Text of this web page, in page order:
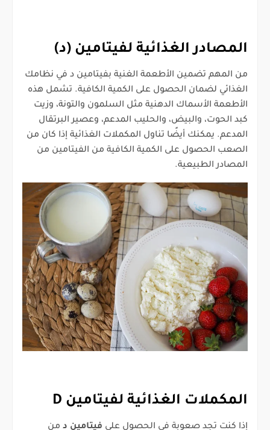
المصادر الغذائية لفيتامين (د)
من المهم تضمين الأطعمة الغنية بفيتامين د في نظامك
الغذائي لضمان الحصول على الكمية الكافية. تشمل هذه
الأطعمة الأسماك الدهنية مثل السلمون والتونة، وزيت
كبد الحوت، والبيض، والحليب المدعم، وعصير البرتقال
المدعم. يمكنك أيضًا تناول المكملات الغذائية إذا كان من
الصعب الحصول على الكمية الكافية من الفيتامين من
المصادر الطبيعية.
المكملات الغذائية لفيتامين D
إذا كنت تجد صعوبة في الحصول على فيتامين د من